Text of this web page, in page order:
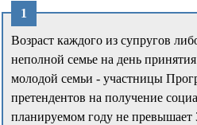
Возраст каждого из супругов
неполной семье на день
молодой семьи - участницы
претендентов на получение
планируемом году не превышает